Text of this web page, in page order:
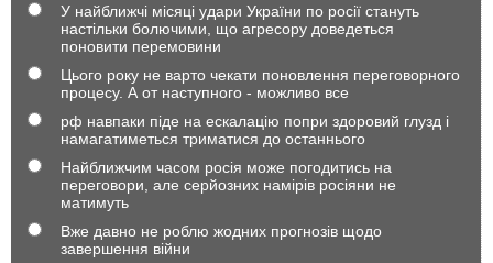
У найближчі місяці удари України по росії стануть
настільки болючими, що агресору доведеться
поновити перемовини
Цього року не варто чекати поновлення переговорного
процесу. А от наступного - можливо все
рф навпаки піде на ескалацію попри здоровий глузд і
намагатиметься триматися до останнього
Найближчим часом росія може погодитись на
переговори, але серйозних намірів росіяни не
матимуть
Вже давно не роблю жодних прогнозів щодо
завершення війни